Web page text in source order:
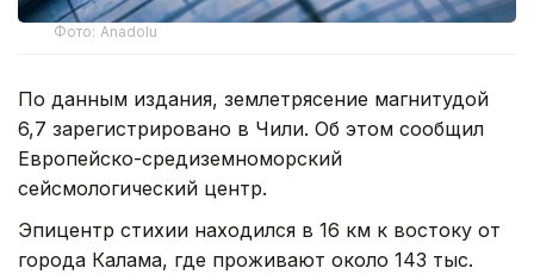
Фото: Anadolu
По данным издания, землетрясение магнитудой
6,7 зарегистрировано в Чили. Об этом сообщил
Европейско-средиземноморский
сейсмологический центр.
Эпицентр стихии находился в 16 км к востоку от
города Калама, где проживают около 143 тыс.